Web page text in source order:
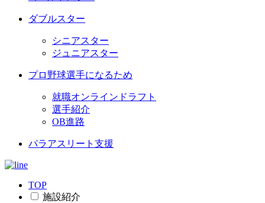
ダブルスター
シニアスター
ジュニアスター
プロ野球選手になるため
就職オンラインドラフト
選手紹介
OB進路
パラアスリート支援
TOP
施設紹介